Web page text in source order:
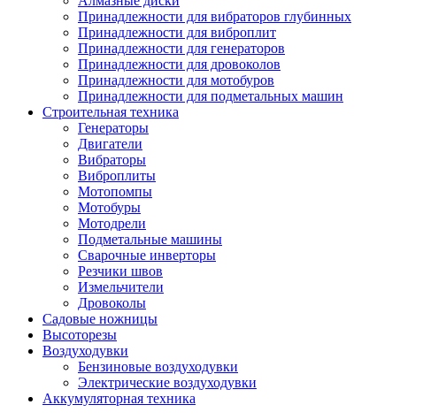
Принадлежности для вибраторов глубинных
Принадлежности для виброплит
Принадлежности для генераторов
Принадлежности для дровоколов
Принадлежности для мотобуров
Принадлежности для подметальных машин
Строительная техника
Генераторы
Двигатели
Вибраторы
Виброплиты
Мотопомпы
Мотобуры
Мотодрели
Подметальные машины
Сварочные инверторы
Резчики швов
Измельчители
Дровоколы
Садовые ножницы
Высоторезы
Воздуходувки
Бензиновые воздуходувки
Электрические воздуходувки
Аккумуляторная техника